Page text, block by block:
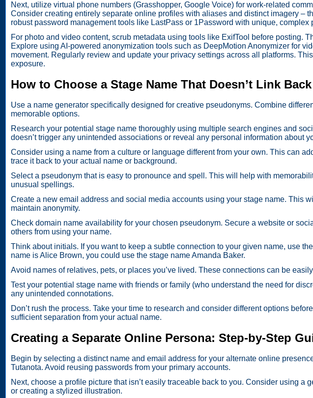
Next, utilize virtual phone numbers (Grasshopper, Google Voice) for work-related
Consider creating entirely separate online profiles with aliases and distinct imagery –
robust password management tools like LastPass or 1Password with unique, complex
For photo and video content, scrub metadata using tools like ExifTool before posting.
Explore using AI-powered anonymization tools such as DeepMotion Anonymizer for
movement. Regularly review and update your privacy settings across all platforms.
exposure.
How to Choose a Stage Name That Doesn’t Link
Use a name generator specifically designed for creative pseudonyms. Combine
memorable options.
Research your potential stage name thoroughly using multiple search engines and
doesn’t trigger any unintended associations or reveal any personal information about
Consider using a name from a culture or language different from your own. This can
trace it back to your actual name or background.
Select a pseudonym that is easy to pronounce and spell. This will help with
unusual spellings.
Create a new email address and social media accounts using your stage name. This
maintain anonymity.
Check domain name availability for your chosen pseudonym. Secure a website or
others from using your name.
Think about initials. If you want to keep a subtle connection to your given name, use
name is Alice Brown, you could use the stage name Amanda Baker.
Avoid names of relatives, pets, or places you’ve lived. These connections can be
Test your potential stage name with friends or family (who understand the need for
any unintended connotations.
Don’t rush the process. Take your time to research and consider different options
sufficient separation from your actual name.
Creating a Separate Online Persona: Step-by-Step
Begin by selecting a distinct name and email address for your alternate online
Tutanota. Avoid reusing passwords from your primary accounts.
Next, choose a profile picture that isn’t easily traceable back to you. Consider using
or creating a stylized illustration.